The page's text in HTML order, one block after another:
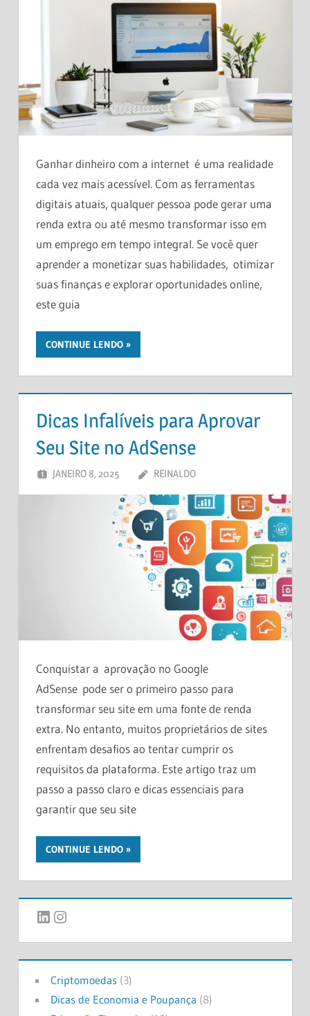
Ganhar dinheiro com a internet é uma realidade
cada vez mais acessível. Com as ferramentas
digitais atuais, qualquer pessoa pode gerar uma
renda extra ou até mesmo transformar isso em
um emprego em tempo integral. Se você quer
aprender a monetizar suas habilidades, otimizar
suas finanças e explorar oportunidades online,
este guia
CONTINUE LENDO
Dicas Infalíveis para Aprovar
Seu Site no AdSense
JANEIRO 8, 2025 REINALDO
COMENTÁRIO
Conquistar a aprovação no Google
AdSense pode ser o primeiro passo para
transformar seu site em uma fonte de renda
extra. No entanto, muitos proprietários de sites
enfrentam desafios ao tentar cumprir os
requisitos da plataforma. Este artigo traz um
passo a passo claro e dicas essenciais para
garantir que seu site
CONTINUE LENDO
LinkedIn
Instagram
Criptomoedas(3)
Dicas de Economia e Poupança (8)